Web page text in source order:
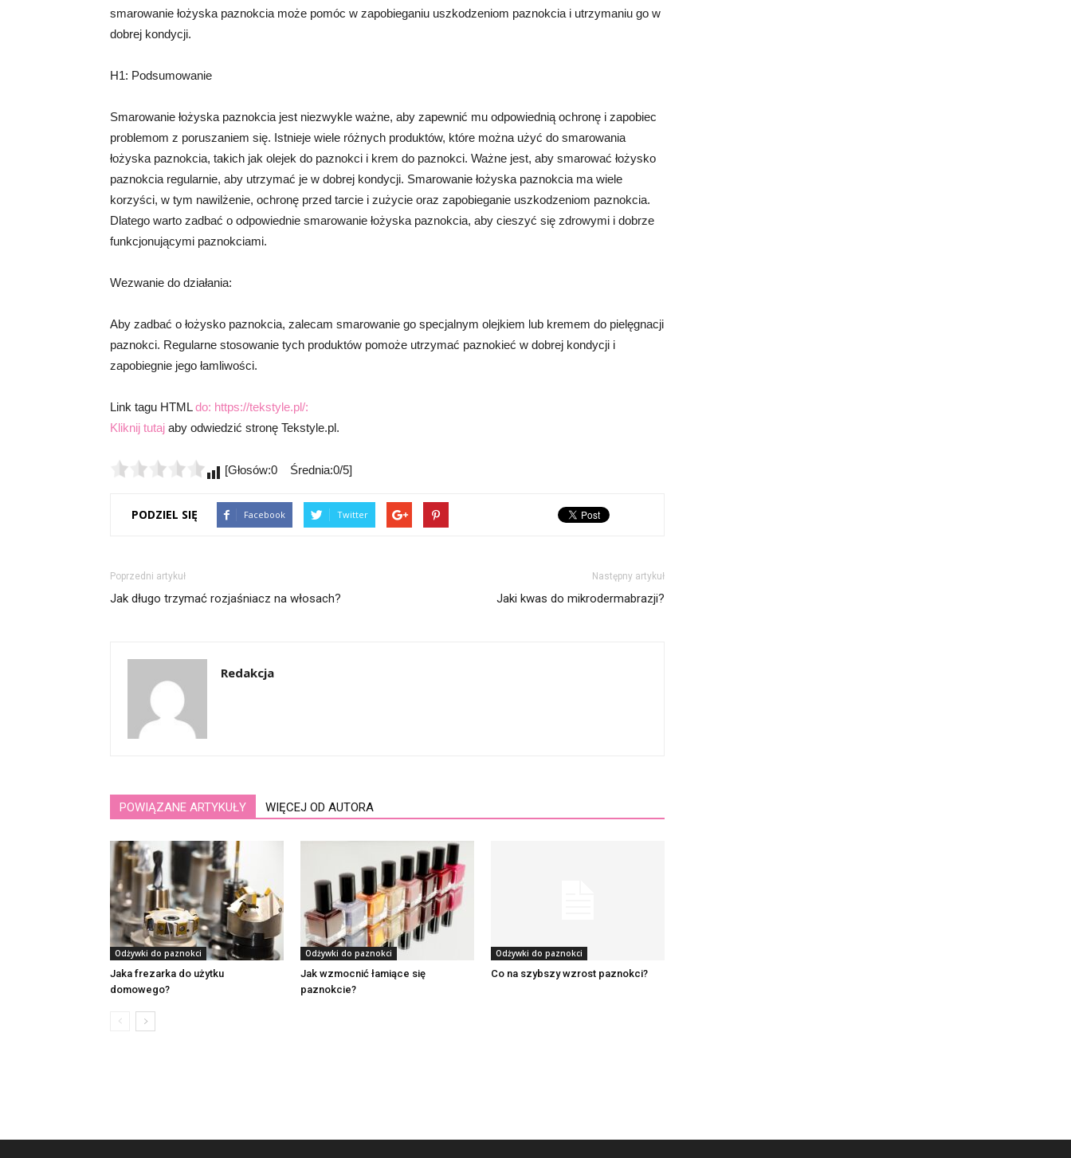
smarowanie łożyska paznokcia może pomóc w zapobieganiu uszkodzeniom paznokcia i utrzymaniu go w
dobrej kondycji.
H1: Podsumowanie
Smarowanie łożyska paznokcia jest niezwykle ważne, aby zapewnić mu odpowiednią ochronę i zapobiec
problemom z poruszaniem się. Istnieje wiele różnych produktów, które można użyć do smarowania
łożyska paznokcia, takich jak olejek do paznokci i krem do paznokci. Ważne jest, aby smarować łożysko
paznokcia regularnie, aby utrzymać je w dobrej kondycji. Smarowanie łożyska paznokcia ma wiele
korzyści, w tym nawilżenie, ochronę przed tarcie i zużycie oraz zapobieganie uszkodzeniom paznokcia.
Dlatego warto zadbać o odpowiednie smarowanie łożyska paznokcia, aby cieszyć się zdrowymi i dobrze
funkcjonującymi paznokciami.
Wezwanie do działania:
Aby zadbać o łożysko paznokcia, zalecam smarowanie go specjalnym olejkiem lub kremem do pielęgnacji
paznokci. Regularne stosowanie tych produktów pomoże utrzymać paznokieć w dobrej kondycji i
zapobiegnie jego łamliwości.
Link tagu HTMLdo: https://tekstyle.pl/:
Kliknij tutaj aby odwiedzić stronę Tekstyle.pl.
[Głosów:0 Średnia:0/5]
PODZIEL SIĘ Facebook Twitter
Poprzedni artykuł
Jak długo trzymać rozjaśniacz na włosach?
Następny artykuł
Jaki kwas do mikrodermabrazji?
Redakcja
POWIĄZANE ARTYKUŁY WIĘCEJ OD AUTORA
Odżywki do paznokci
Jaka frezarka do użytku
domowego?
Odżywki do paznokci
Jak wzmocnić łamiące się
paznokcie?
Odżywki do paznokci
Co na szybszy wzrost paznokci?